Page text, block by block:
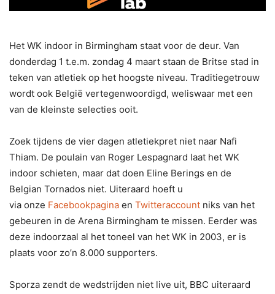
Het WK indoor in Birmingham staat voor de deur. Van
donderdag 1 t.e.m. zondag 4 maart staan de Britse stad in
teken van atletiek op het hoogste niveau. Traditiegetrouw
wordt ook België vertegenwoordigd, weliswaar met een
van de kleinste selecties ooit.
Zoek tijdens de vier dagen atletiekpret niet naar Nafi
Thiam. De poulain van Roger Lespagnard laat het WK
indoor schieten, maar dat doen Eline Berings en de
Belgian Tornados niet. Uiteraard hoeft u
via onze Facebookpagina en Twitteraccount niks van het
gebeuren in de Arena Birmingham te missen. Eerder was
deze indoorzaal al het toneel van het WK in 2003, er is
plaats voor zo’n 8.000 supporters.
Sporza zendt de wedstrijden niet live uit, BBC uiteraard